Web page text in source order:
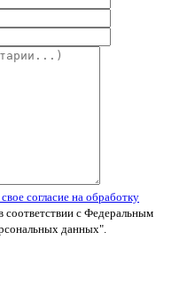
согласие на обработку
соответствии с Федеральным
данных".